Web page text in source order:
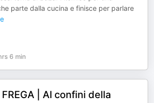
parte dalla cucina e finisce per parlare
6 min
FREGA | AI confini della